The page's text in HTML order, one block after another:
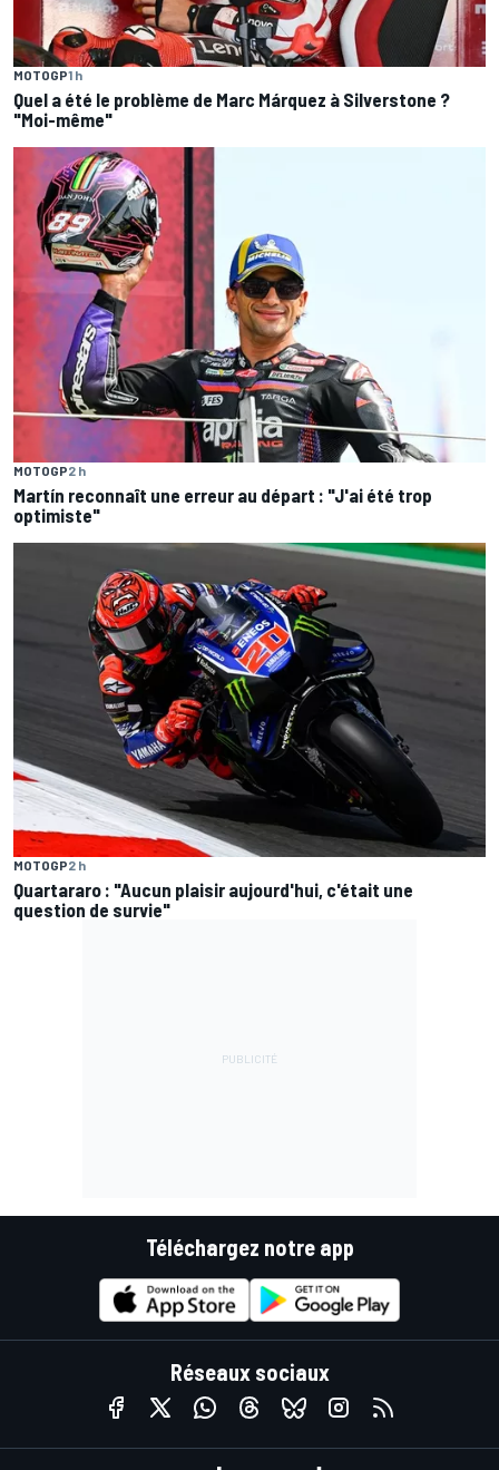
MOTOGP1 h
Quel a été le problème de Marc Márquez à Silverstone ?
"Moi-même"
MOTOGP2 h
Martín reconnaît une erreur au départ : "J'ai été trop
optimiste"
MOTOGP2 h
Quartararo : "Aucun plaisir aujourd'hui, c'était une
question de survie"
Téléchargez notre app
Réseaux sociaux